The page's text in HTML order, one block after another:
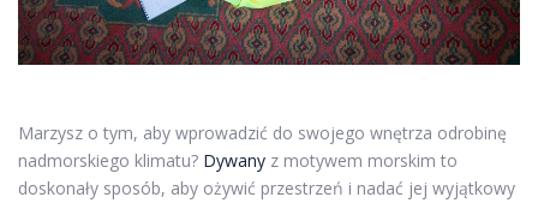
Marzysz o tym, aby wprowadzić do swojego wnętrza odrobinę
nadmorskiego klimatu? Dywany z motywem morskim to
doskonały sposób, aby ożywić przestrzeń i nadać jej wyjątkowy